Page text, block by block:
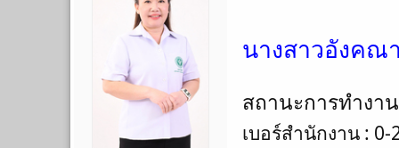
นางสาวอังคณ
สถานะการทำงา
เบอร์สำนักงาน : 0-